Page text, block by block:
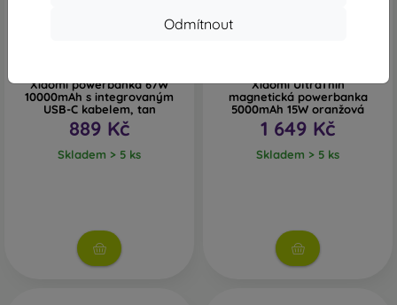
Odmítnout
Xiaomi powerbanka 67W
10000mAh s integrovaným
USB-C kabelem, tan
889 Kč
Skladem > 5 ks
Xiaomi UltraThin
magnetická powerbanka
5000mAh 15W oranžová
1 649 Kč
Skladem > 5 ks